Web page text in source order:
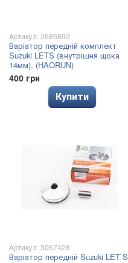
Артикул: 2686892
Варіатор передній комплект
Suzuki LETS (внутрішня щока
14мм), (HAORUN)
400 грн
Купити
Артикул: 3067428
Варіатор передній Suzuki LET`S